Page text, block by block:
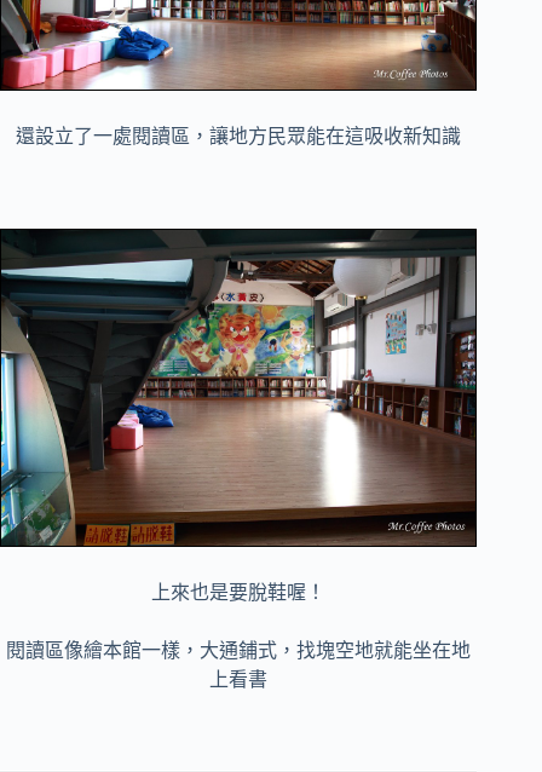
還設立了一處閱讀區，讓地方民眾能在這吸收新知識
上來也是要脫鞋喔！
閱讀區像繪本館一樣，大通鋪式，找塊空地就能坐在地
上看書